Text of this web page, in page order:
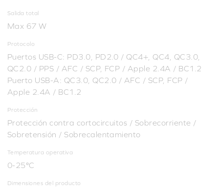
Salida total
Max 67 W
Protocolo
Puertos USB-C: PD3.0, PD2.0 / QC4+, QC4, QC3.0,
QC2.0 / PPS / AFC / SCP, FCP / Apple 2.4A / BC1.2
Puerto USB-A: QC3.0, QC2.0 / AFC / SCP, FCP /
Apple 2.4A / BC1.2
Protección
Protección contra cortocircuitos / Sobrecorriente /
Sobretensión / Sobrecalentamiento
Temperatura operativa
0-25°C
Dimensiones del producto